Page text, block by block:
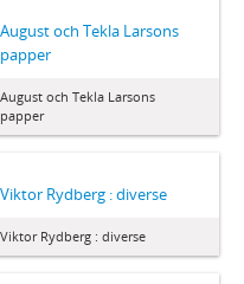
August och Tekla Larsons
papper
August och Tekla Larsons
papper
Viktor Rydberg : diverse
Viktor Rydberg : diverse